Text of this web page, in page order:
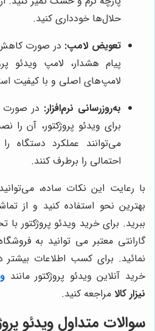
حلال‌ها خودداری کنید.
تعویض لامپ: در صورت
پیام هشدار، لامپ ویدئو
لامپ‌های اصلی و با کیفیت
به‌روزرسانی نرم‌افزار: در صورت
برای ویدئو پروژکتور، آن را
می‌توانند عملکرد دستگاه
احتمالی را برطرف کنند.
با رعایت این نکات ساده،
بهترین نحو استفاده کنید و از
ببرید. برای خرید ویدئو پروژکتور با
گارانتی معتبر می توانید به
نمائید. برای کسب اطلاعات بیشتر
خرید آنلاین ویدئو پروژکتور مانند
نیزار کالا مراجعه کنید.
سوالات متداول ویدئو